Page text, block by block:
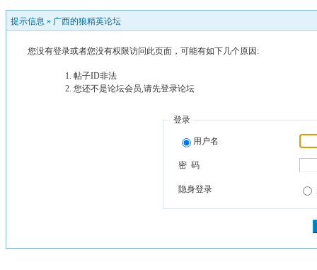
提示信息 » 广西的狼精英论坛
您没有登录或者您没有权限访问此页面，可能有如下几个原因:
帖子ID非法
您还不是论坛会员,请先登录论坛
登录
用户名
密 码
隐身登录